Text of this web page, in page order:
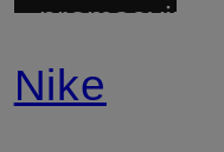
promocyjny
Nike